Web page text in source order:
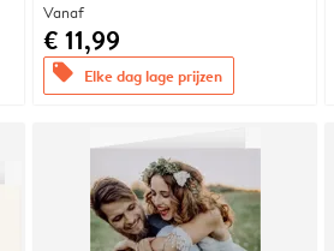
Vanaf
€ 11,99
offers Elke dag lage prijzen